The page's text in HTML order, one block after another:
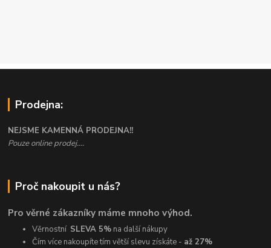
Prodejna:
NEJSME KAMENNÁ PRODEJNA!!
Pouze online prodej....
Proč nakoupit u nás?
Pro věrné zákazníky máme mnoho výhod.
Věrnostní SLEVA 5% na další nákupy
Čím více nakoupíte tím větší slevu získáte - až 27%